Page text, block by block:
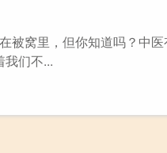
被窝里，但你知道吗？中医
我们不...